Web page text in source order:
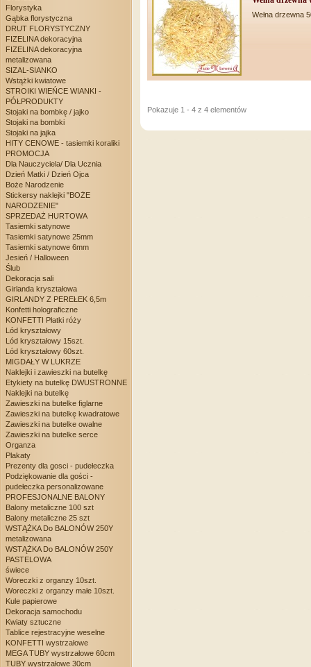
Florystyka
Gąbka florystyczna
DRUT FLORYSTYCZNY
FIZELINA dekoracyjna
FIZELINA dekoracyjna
metalizowana
SIZAL-SIANKO
Wstążki kwiatowe
STROIKI WIEŃCE WIANKI -
PÓŁPRODUKTY
Stojaki na bombkę / jajko
Stojaki na bombki
Stojaki na jajka
HITY CENOWE - tasiemki koraliki
PROMOCJA
Dla Nauczyciela/ Dla Ucznia
Dzień Matki / Dzień Ojca
Boże Narodzenie
Stickersy naklejki "BOŻE
NARODZENIE"
SPRZEDAŻ HURTOWA
Tasiemki satynowe
Tasiemki satynowe 25mm
Tasiemki satynowe 6mm
Jesień / Halloween
Ślub
Dekoracja sali
Girlanda kryształowa
GIRLANDY Z PEREŁEK 6,5m
Konfetti holograficzne
KONFETTI Płatki róży
Lód kryształowy
Lód kryształowy 15szt.
Lód kryształowy 60szt.
MIGDAŁY W LUKRZE
Naklejki i zawieszki na butelkę
Etykiety na butelkę DWUSTRONNE
Naklejki na butelkę
Zawieszki na butelke figlarne
Zawieszki na butelkę kwadratowe
Zawieszki na butelke owalne
Zawieszki na butelke serce
Organza
Plakaty
Prezenty dla gosci - pudełeczka
Podziękowanie dla gości -
pudełeczka personalizowane
PROFESJONALNE BALONY
Balony metaliczne 100 szt
Balony metaliczne 25 szt
WSTĄŻKA Do BALONÓW 250Y
metalizowana
WSTĄŻKA Do BALONÓW 250Y
PASTELOWA
świece
Woreczki z organzy 10szt.
Woreczki z organzy małe 10szt.
Kule papierowe
Dekoracja samochodu
Kwiaty sztuczne
Tablice rejestracyjne weselne
KONFETTI wystrzałowe
MEGA TUBY wystrzałowe 60cm
TUBY wystrzałowe 30cm
Wełna drzewna
Pokazuje 1 - 4 z 4 elementów